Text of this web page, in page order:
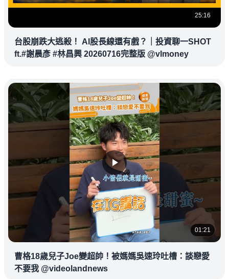
25:16
台股崩跌大逃殺！ AI股長線還有戲？｜投資聊一SHOT
ft.#謝晨彥 #林昌興 20260716完整版 @vlmoney
01:21
曹格18歲兒子Joe變超帥！被媽媽吳速玲吐槽：談戀愛
不要我 @videolandnews